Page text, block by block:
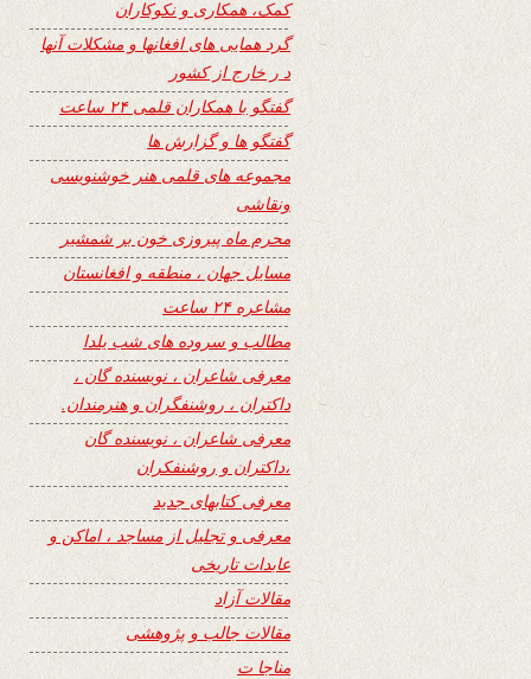
کمک، همکاری و نکوکاران
گرد همایی های افغانها و مشکلات آنها
د ر خارج از کشور
گفتگو با همکاران قلمی ۲۴ ساعت
گفتگو ها و گزارش ها
مجموعه های قلمی هنر خوشنویسی
ونقاشی
محرم ماه پیروزی خون بر شمشیر
مسایل جهان ، منطقه و افغانستان
مشاعره ۲۴ ساعت
مطالب و سروده های شب یلدا
معرفی شاعران ، نویسنده گان ،
داکتران ، روشنفگران و هنرمندان.
معرفی شاعران ، نویسنده گان
،داکتران و روشنفکران
معرفی کتابهای جدید
معرفی و تجلیل از مساجد ، اماکن و
عابدات تاریخی
مقالات آزاد
مقالات جالب و پژوهشی
مناجا ت